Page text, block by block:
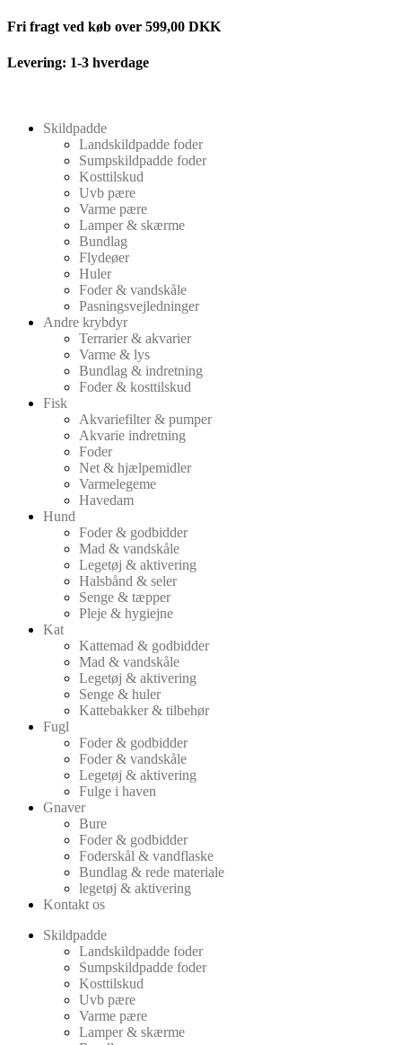
Videre
indhold
Fri fragt ved køb over 599,00 DKK
Levering: 1-3 hverdage
Skildpadde
Landskildpadde foder
Sumpskildpadde foder
Kosttilskud
Uvb pære
Varme pære
Lamper & skærme
Bundlag
Flydeøer
Huler
Foder & vandskåle
Pasningsvejledninger
Andre krybdyr
Terrarier & akvarier
Varme & lys
Bundlag & indretning
Foder & kosttilskud
Fisk
Akvariefilter & pumper
Akvarie indretning
Foder
Net & hjælpemidler
Varmelegeme
Havedam
Hund
Foder & godbidder
Mad & vandskåle
Legetøj & aktivering
Halsbånd & seler
Senge & tæpper
Pleje & hygiejne
Kat
Kattemad & godbidder
Mad & vandskåle
Legetøj & aktivering
Senge & huler
Kattebakker & tilbehør
Fugl
Foder & godbidder
Foder & vandskåle
Legetøj & aktivering
Fulge i haven
Gnaver
Bure
Foder & godbidder
Foderskål & vandflaske
Bundlag & rede materiale
legetøj & aktivering
Kontakt os
Skildpadde
Landskildpadde foder
Sumpskildpadde foder
Kosttilskud
Uvb pære
Varme pære
Lamper & skærme